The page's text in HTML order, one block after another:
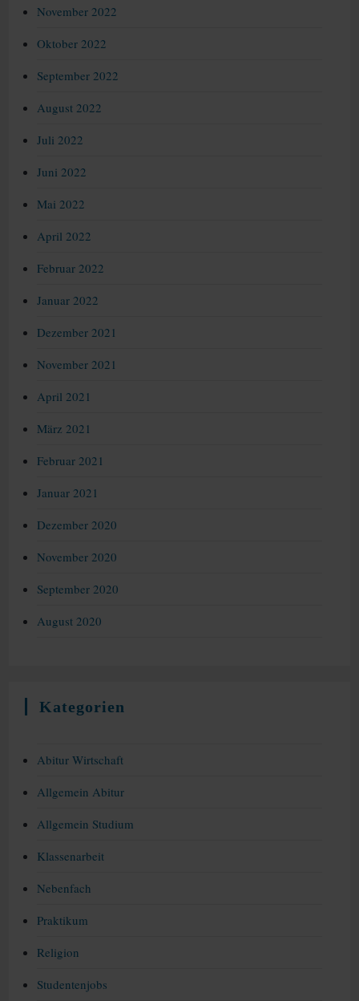
November 2022
Oktober 2022
September 2022
August 2022
Juli 2022
Juni 2022
Mai 2022
April 2022
Februar 2022
Januar 2022
Dezember 2021
November 2021
April 2021
März 2021
Februar 2021
Januar 2021
Dezember 2020
November 2020
September 2020
August 2020
Kategorien
Abitur Wirtschaft
Allgemein Abitur
Allgemein Studium
Klassenarbeit
Nebenfach
Praktikum
Religion
Studentenjobs